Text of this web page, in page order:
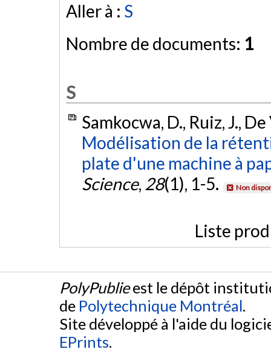
Aller à : S
Nombre de documents: 1
S
Samkocwa, D., Ruiz, J.,
Modélisation de la
plate d'une machine à
Science, 28(1), 1-5. Non
Liste
PolyPublieest le dépôt
de Polytechnique Montréal.
Site développé à l'aide du
EPrints.